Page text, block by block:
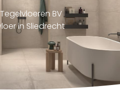
BV
in Sliedrecht